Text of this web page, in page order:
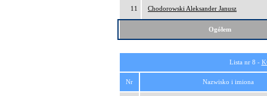
11 Chodorowski Aleksander Janusz
Ogółem
Lista nr 8 -
Nr Nazwisko i imiona